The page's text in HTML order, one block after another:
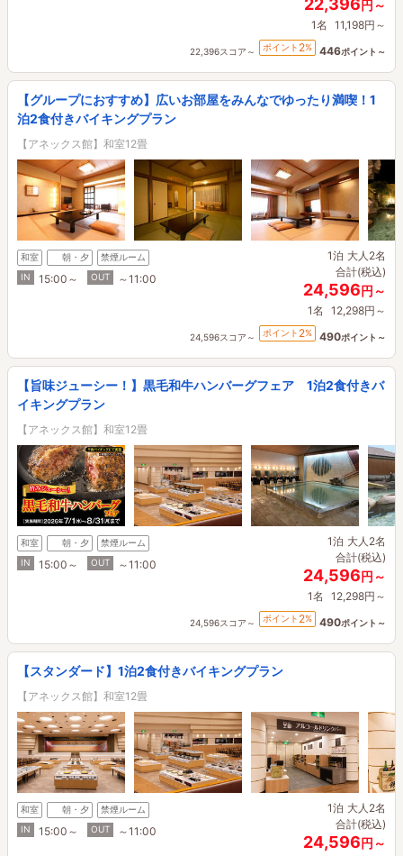
円～
1名 11,198円～
22,396スコア～ ポイント 2% 446ポイント～
【グループにおすすめ】広いお部屋をみんなでゆったり満喫！1
泊2食付きバイキングプラン
【アネックス館】和室12畳
和室 朝・夕
禁煙ルーム
IN
15:00～ OUT ～11:00
1泊 大人2名
合計(税込)
24,596円～
1名 12,298円～
24,596スコア～ ポイント 2% 490ポイント～
【旨味ジューシー！】黒毛和牛ハンバーグフェア 1泊2食付きバ
イキングプラン
【アネックス館】和室12畳
和室 朝・夕
禁煙ルーム
IN
15:00～ OUT ～11:00
1泊 大人2名
合計(税込)
24,596円～
1名 12,298円～
24,596スコア～ ポイント 2% 490ポイント～
【スタンダード】1泊2食付きバイキングプラン
【アネックス館】和室12畳
和室 朝・夕
禁煙ルーム
IN
15:00～ OUT ～11:00
1泊 大人2名
合計(税込)
24,596円～